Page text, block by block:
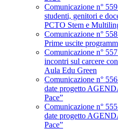
Comunicazione n°
studenti, genitori e
PCTO Stem e
Comunicazione n°
Prime uscite
Comunicazione n°
incontri sul carcere
Aula Edu Green
Comunicazione n°
date progetto
Pace”
Comunicazione n°
date progetto
Pace”